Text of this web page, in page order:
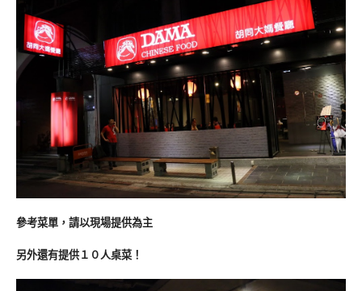
參考菜單，請以現場提供為主
另外還有提供１０人桌菜！